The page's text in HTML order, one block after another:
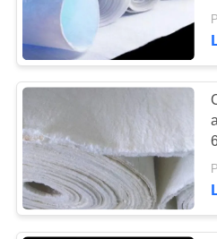
PHẨM
VỀ
TÔI
THAM
QUAN
Vòng lăn
nghiệp